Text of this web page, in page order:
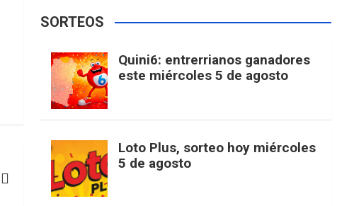
b
o
k
a
i
t
t
e
r
u
b
e
d
SORTEOS
Quini6: entrerrianos ganadores
este miércoles 5 de agosto
Loto Plus, sorteo hoy miércoles
5 de agosto